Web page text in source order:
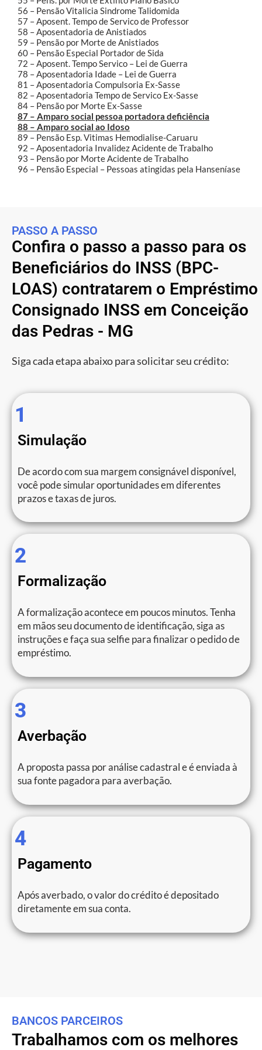
56 – Pensão Vitalicia Sindrome Talidomida
57 – Aposent. Tempo de Servico de Professor
58 – Aposentadoria de Anistiados
59 – Pensão por Morte de Anistiados
60 – Pensão Especial Portador de Sida
72 – Aposent. Tempo Servico – Lei de Guerra
78 – Aposentadoria Idade – Lei de Guerra
81 – Aposentadoria Compulsoria Ex-Sasse
82 – Aposentadoria Tempo de Servico Ex-Sasse
84 – Pensão por Morte Ex-Sasse
87 – Amparo social pessoa portadora deficiência
88 – Amparo social ao Idoso
89 – Pensão Esp. Vitimas Hemodialise-Caruaru
92 – Aposentadoria Invalidez Acidente de Trabalho
93 – Pensão por Morte Acidente de Trabalho
96 – Pensão Especial – Pessoas atingidas pela Hanseníase
PASSO A PASSO
Confira o passo a passo para os
Beneficiários do INSS (BPC-
LOAS) contratarem o Empréstimo
Consignado INSS em Conceição
das Pedras - MG
Siga cada etapa abaixo para solicitar seu crédito:
1
Simulação
De acordo com sua margem consignável disponível,
você pode simular oportunidades em diferentes
prazos e taxas de juros.
2
Formalização
A formalização acontece em poucos minutos. Tenha
em mãos seu documento de identificação, siga as
instruções e faça sua selfie para finalizar o pedido de
empréstimo.
3
Averbação
A proposta passa por análise cadastral e é enviada à
sua fonte pagadora para averbação.
4
Pagamento
Após averbado, o valor do crédito é depositado
diretamente em sua conta.
BANCOS PARCEIROS
Trabalhamos com os melhores